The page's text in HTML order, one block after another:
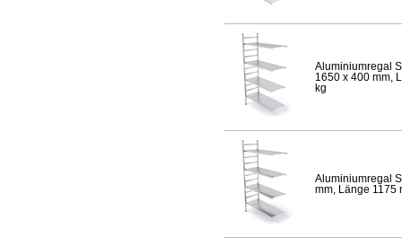
Aluminiumregal
1650 x 400 mm,
kg
Aluminiumregal
mm, Länge 1175